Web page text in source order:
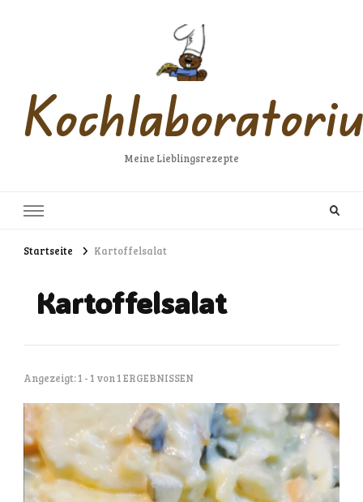
Meine Lieblingsrezepte
Startseite Kartoffelsalat
Kartoffelsalat
Angezeigt: 1 - 1 von 1 ERGEBNISSEN